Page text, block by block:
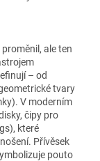
ale ten
– od
tvary
V moderním
čipy pro
které
Přívěsek
pouto